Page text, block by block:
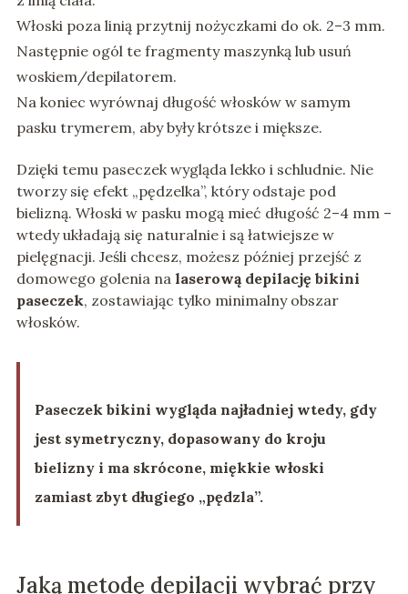
Włoski poza linią przytnij nożyczkami do ok. 2–3 mm.
Następnie ogól te fragmenty maszynką lub usuń
woskiem/depilatorem.
Na koniec wyrównaj długość włosków w samym
pasku trymerem, aby były krótsze i miększe.
Dzięki temu paseczek wygląda lekko i schludnie. Nie
tworzy się efekt „pędzelka”, który odstaje pod
bielizną. Włoski w pasku mogą mieć długość 2–4 mm –
wtedy układają się naturalnie i są łatwiejsze w
pielęgnacji. Jeśli chcesz, możesz później przejść z
domowego golenia na laserową depilację bikini
paseczek, zostawiając tylko minimalny obszar
włosków.
Paseczek bikini wygląda najładniej wtedy, gdy
jest symetryczny, dopasowany do kroju
bielizny i ma skrócone, miękkie włoski
zamiast zbyt długiego „pędzla”.
Jaką metodę depilacji wybrać przy